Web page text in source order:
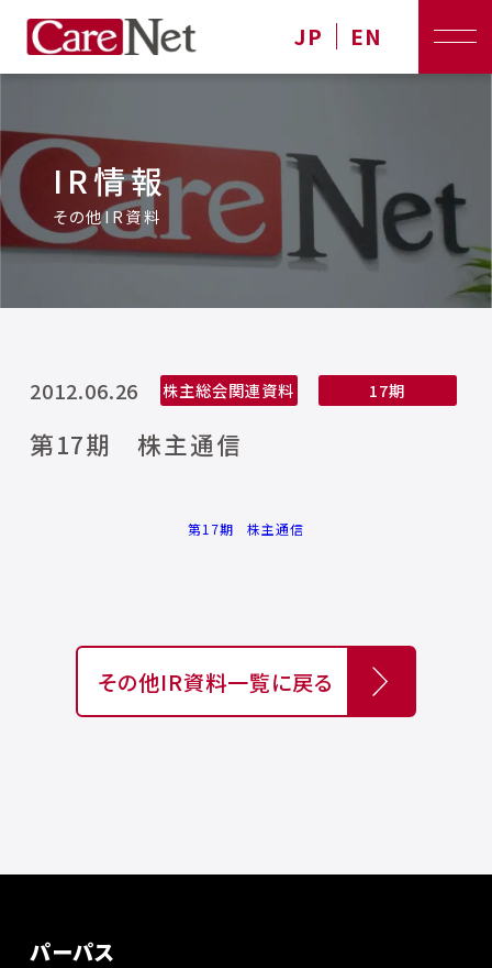
JP EN
IR情報
その他IR資料
2012.06.26 株主総会関連資料 17期
第17期 株主通信
第17期 株主通信
その他IR資料一覧に戻る
パーパス